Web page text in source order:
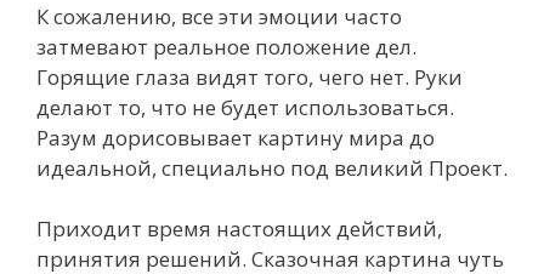
К сожалению, все эти эмоции часто
затмевают реальное положение дел.
Горящие глаза видят того, чего нет. Руки
делают то, что не будет использоваться.
Разум дорисовывает картину мира до
идеальной, специально под великий Проект.
Приходит время настоящих действий,
принятия решений. Сказочная картина чуть